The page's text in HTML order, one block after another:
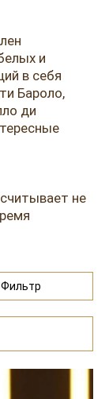
и
в себя
Бароло,
ди
не
конкуренции
до XX
за пределами
зоны и
вин и
экспортном
Фильтр